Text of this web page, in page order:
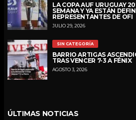
LA COPA AUF URUGUAY
SEMANA Y YA ESTÁN
REPRESENTANTES DE OFI
JULIO 29, 2026
SIN CATEGORÍA
BARRIO ARTIGAS
TRAS VENCER 7-3 A FÉNIX
AGOSTO 3, 2026
ÚLTIMAS NOTICIAS